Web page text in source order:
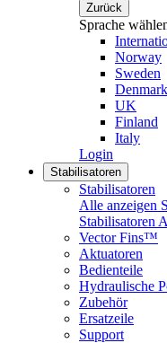
Zurück
Sprache
Norway
Sweden
Denmark
UK
Finland
Italy
Login
Stabilisatoren
Stabilisatoren
Alle anzeigen
Stabilisatoren
Vector Fins™
Aktuatoren
Bedienteile
Hydraulische
Zubehör
Ersatzeile
Support